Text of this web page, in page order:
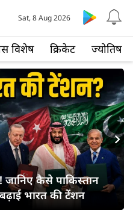
विशेष क्रिकेट ज्योतिष
Sat, 8 Aug 2026
कैसे पाकिस्तान
भारत की टेंशन
Next